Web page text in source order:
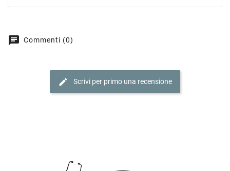
chat Commenti (0)
edit Scrivi per primo una recensione